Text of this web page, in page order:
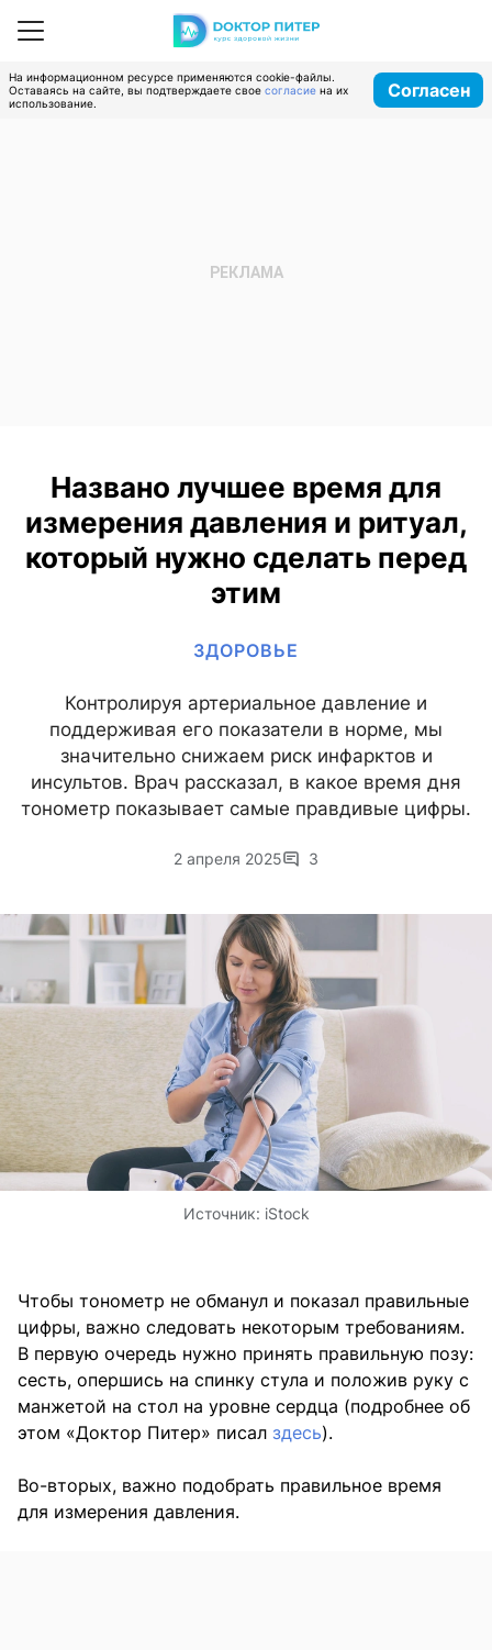
На информационном ресурсе применяются cookie-файлы.
Оставаясь на сайте, вы подтверждаете свое согласие на их
использование.
Согласен
Названо лучшее время для
измерения давления и ритуал,
который нужно сделать перед
этим
ЗДОРОВЬЕ
Контролируя артериальное давление и
поддерживая его показатели в норме, мы
значительно снижаем риск инфарктов и
инсультов. Врач рассказал, в какое время дня
тонометр показывает самые правдивые цифры.
2 апреля 2025 3
Источник: iStock
Чтобы тонометр не обманул и показал правильные
цифры, важно следовать некоторым требованиям.
В первую очередь нужно принять правильную позу:
сесть, опершись на спинку стула и положив руку с
манжетой на стол на уровне сердца (подробнее об
этом «Доктор Питер» писал здесь).
Во-вторых, важно подобрать правильное время
для измерения давления.